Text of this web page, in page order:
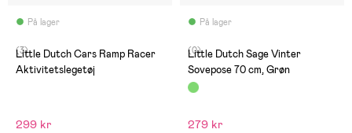
På lager
(3)
Little Dutch Cars Ramp Racer
Aktivitetslegetøj
299 kr
På lager
(0)
Little Dutch Sage Vinter
Sovepose 70 cm, Grøn
279 kr